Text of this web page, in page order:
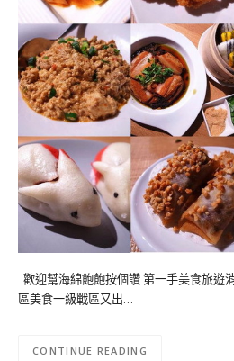
歡迎幫海綿飽飽按個讚 第一手美食旅
區美食一級戰區又出…
CONTINUE READING